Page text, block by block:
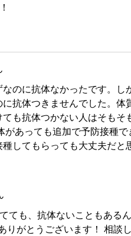
のに抗体なかったです。
抗体つきませんでした。
も抗体つかない人はそも
があっても追加で予防接種
してもらっても大丈夫だと
ても、抗体ないこともある
りがとうございます！ 相談